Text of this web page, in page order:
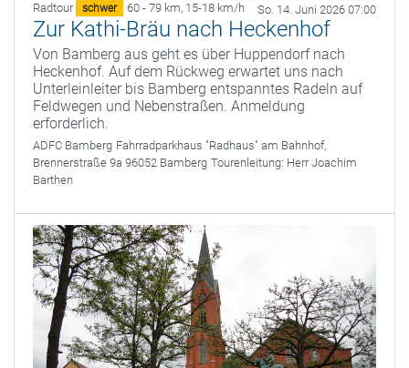
Radtour schwer 60 - 79 km, 15-18 km/h So. 14. Juni 2026 07:00
Zur Kathi-Bräu nach Heckenhof
Von Bamberg aus geht es über Huppendorf nach
Heckenhof. Auf dem Rückweg erwartet uns nach
Unterleinleiter bis Bamberg entspanntes Radeln auf
Feldwegen und Nebenstraßen. Anmeldung
erforderlich.
ADFC Bamberg Fahrradparkhaus "Radhaus" am Bahnhof,
Brennerstraße 9a 96052 Bamberg Tourenleitung: Herr Joachim
Barthen